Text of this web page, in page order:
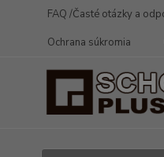
FAQ /Časté otázky a
Ochrana súkromia